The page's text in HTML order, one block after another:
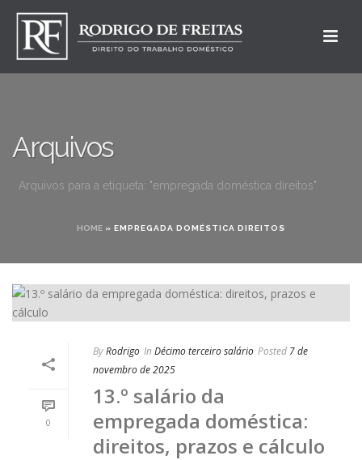
Arquivos
Arquivos para a etiqueta: "empregada doméstica direitos"
HOME » EMPREGADA DOMÉSTICA DIREITOS
0
ByRodrigo In Décimo terceiro salário Posted 7 de
novembro de 2025
13.º salário da
empregada doméstica:
direitos, prazos e cálculo